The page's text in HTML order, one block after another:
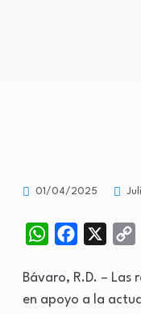
01/04/2025
WhatsAppFacebook
Bávaro, R.D. –
en apoyo a la